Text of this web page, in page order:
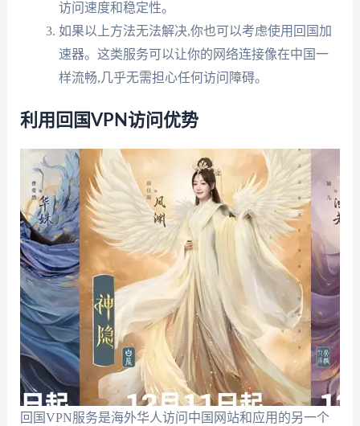
访问速度和稳定性。
如果以上方法无法解决,你也可以考虑使用回国加
速器。这类服务可以让你的网络连接像在中国一
样流畅,几乎无需担心任何访问障碍。
利用回国VPN访问优势
回国VPN服务是海外华人访问中国网站和应用的另一个